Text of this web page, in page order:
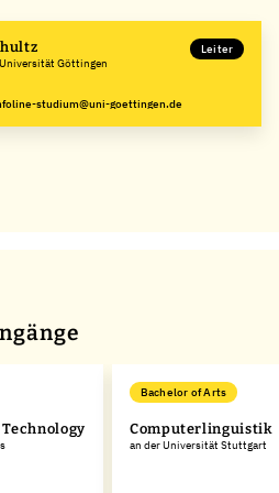
Göttingen
Leiter
studium@uni-goettingen.de
Bachelor of Arts
Computerlinguistik
an der Universität Stuttgart